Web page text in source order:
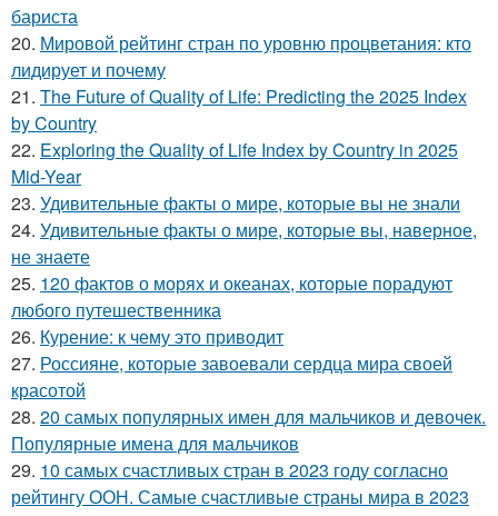
бариста
20. Мировой рейтинг стран по уровню процветания: кто
лидирует и почему
21. The Future of Quality of Life: Predicting the 2025 Index
by Country
22. Exploring the Quality of Life Index by Country in 2025
Mid-Year
23. Удивительные факты о мире, которые вы не знали
24. Удивительные факты о мире, которые вы, наверное,
не знаете
25. 120 фактов о морях и океанах, которые порадуют
любого путешественника
26. Курение: к чему это приводит
27. Россияне, которые завоевали сердца мира своей
красотой
28. 20 самых популярных имен для мальчиков и девочек.
Популярные имена для мальчиков
29. 10 самых счастливых стран в 2023 году согласно
рейтингу ООН. Самые счастливые страны мира в 2023